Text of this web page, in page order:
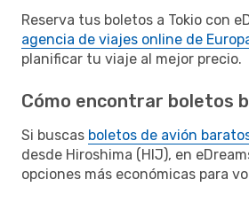
Reserva tus boletos a Tokio con
agencia de viajes online de
planificar tu viaje al mejor precio.
Cómo encontrar boletos
Si buscas boletos de avión
desde Hiroshima (HIJ), en
opciones más económicas para